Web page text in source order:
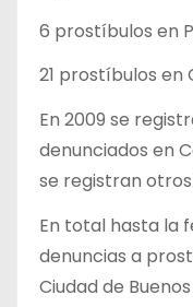
6 prostíbulos en
21 prostíbulos en
En 2009 se
denunciados en
se registran
En total hasta la
denuncias a
Ciudad de